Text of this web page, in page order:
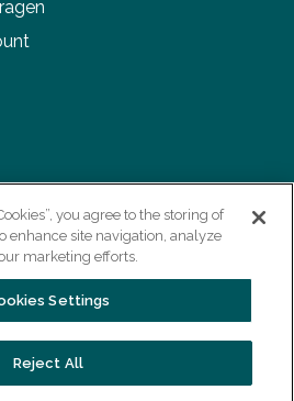
you agree to the storing of
enhance site navigation, analyze
marketing efforts.
Settings
Reject All